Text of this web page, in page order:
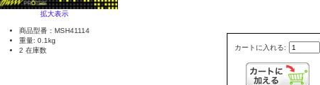
拡大表示
カートに入れる:
商品型番：MSH41114
重量: 0.1kg
2 在庫数